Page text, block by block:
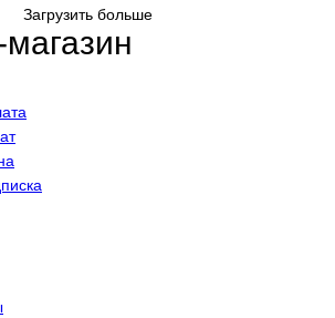
Загрузить больше